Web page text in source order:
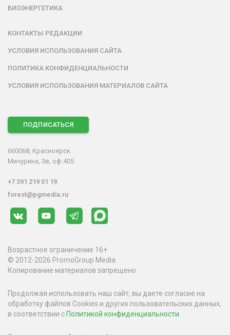
БИОЭНЕРГЕТИКА
КОНТАКТЫ РЕДАКЦИИ
УСЛОВИЯ ИСПОЛЬЗОВАНИЯ САЙТА
ПОЛИТИКА КОНФИДЕНЦИАЛЬНОСТИ
УСЛОВИЯ ИСПОЛЬЗОВАНИЯ МАТЕРИАЛОВ САЙТА
ПОДПИСАТЬСЯ
660068, Красноярск
Мичурина, 3в, оф.405
+7 391 219 01 19
forest@pgmedia.ru
Возрастное ограничение 16+
© 2012-2026 PromoGroup Media
Копирование материалов запрещено.
Продолжая использовать наш сайт, вы даете согласие на
обработку файлов Cookies и других пользовательских данных,
в соответствии с Политикой конфиденциальности